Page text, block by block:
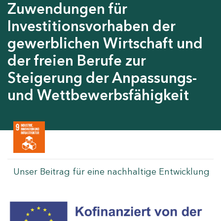
Zuwendungen für
Investitionsvorhaben der
gewerblichen Wirtschaft und
der freien Berufe zur
Steigerung der Anpassungs-
und Wettbewerbsfähigkeit
Unser Beitrag für eine nachhaltige Entwicklung